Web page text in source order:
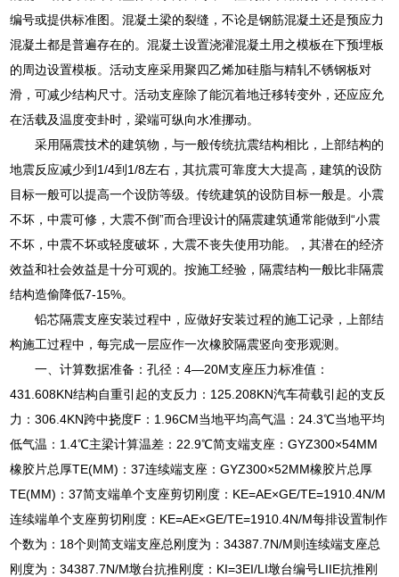
编号或提供标准图。混凝土梁的裂缝，不论是钢筋混凝土还是预应力
混凝土都是普遍存在的。混凝土设置浇灌混凝土用之模板在下预埋板
的周边设置模板。活动支座采用聚四乙烯加硅脂与精轧不锈钢板对
滑，可减少结构尺寸。活动支座除了能沉着地迁移转变外，还应应允
在活载及温度变卦时，梁端可纵向水准挪动。
采用隔震技术的建筑物，与一般传统抗震结构相比，上部结构的
地震反应减少到1/4到1/8左右，其抗震可靠度大大提高，建筑的设防
目标一般可以提高一个设防等级。传统建筑的设防目标一般是。小震
不坏，中震可修，大震不倒”而合理设计的隔震建筑通常能做到“小震
不坏，中震不坏或轻度破坏，大震不丧失使用功能。，其潜在的经济
效益和社会效益是十分可观的。按施工经验，隔震结构一般比非隔震
结构造偷降低7-15%。
铅芯隔震支座安装过程中，应做好安装过程的施工记录，上部结
构施工过程中，每完成一层应作一次橡胶隔震竖向变形观测。
一、计算数据准备：孔径：4—20M支座压力标准值：
431.608KN结构自重引起的支反力：125.208KN汽车荷载引起的支反
力：306.4KN跨中挠度F：1.96CM当地平均高气温：24.3℃当地平均
低气温：1.4℃主梁计算温差：22.9℃简支端支座：GYZ300×54MM
橡胶片总厚TE(MM)：37连续端支座：GYZ300×52MM橡胶片总厚
TE(MM)：37简支端单个支座剪切刚度：KE=AE×GE/TE=1910.4N/M
连续端单个支座剪切刚度：KE=AE×GE/TE=1910.4N/M每排设置制作
个数为：18个则简支端支座总刚度为：34387.7N/M则连续端支座总
刚度为：34387.7N/M墩台抗推刚度：KI=3EI/LI墩台编号LIIE抗推刚